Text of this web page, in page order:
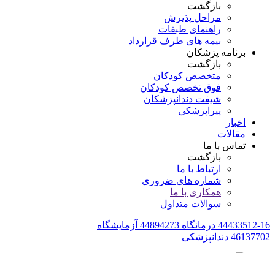
بازگشت
مراحل پذیرش
راهنمای طبقات
بیمه های طرف قرارداد
برنامه پزشکان
بازگشت
متخصص کودکان
فوق تخصص کودکان
شیفت دندانپزشکان
پیراپزشکی
اخبار
مقالات
تماس با ما
بازگشت
ارتباط با ما
شماره های ضروری
همکاری با ما
سوالات متداول
44433512-16 درمانگاه 44894273 آزمایشگاه
46137702 دندانپزشکی